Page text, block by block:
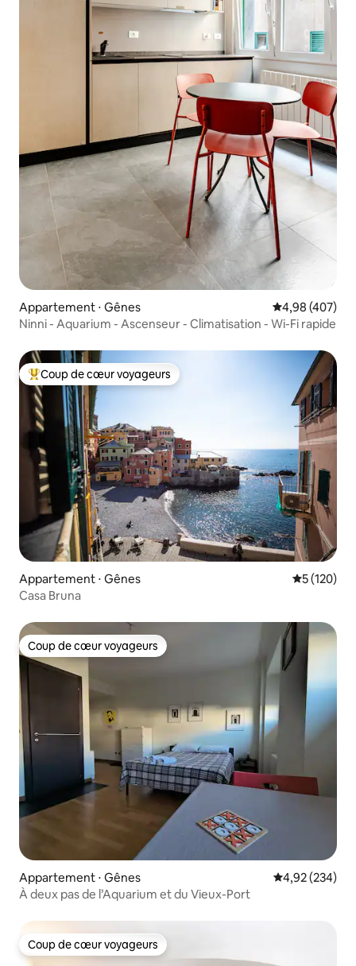
Appartement ⋅ Gênes Évaluation
4,98 (407)
Ninni - Aquarium - Ascenseur - Climatisation - Wi-Fi rapide
Coups de cœur voyageurs les plus appréciés
Coup de cœur voyageurs
Appartement ⋅ Gênes Évaluation
5 (120)
Casa Bruna
Coup de cœur voyageurs
Coup de cœur voyageurs
Appartement ⋅ Gênes Évaluation
4,92 (234)
À deux pas de l’Aquarium et du Vieux-Port
Coup de cœur voyageurs
Coup de cœur voyageurs